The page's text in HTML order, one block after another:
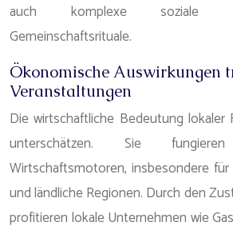
auch komplexe soziale
Gemeinschaftsrituale.
Ökonomische Auswirkungen
Veranstaltungen
Die wirtschaftliche Bedeutung lokaler
unterschätzen. Sie
Wirtschaftsmotoren, insbesondere
und ländliche Regionen. Durch den
profitieren lokale Unternehmen wie